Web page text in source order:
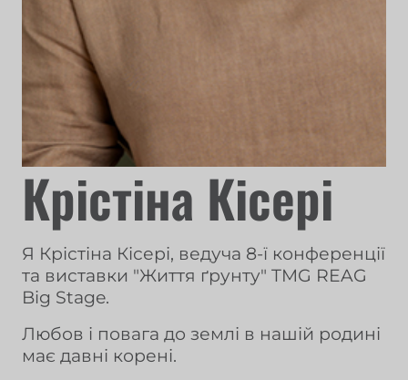
Крістіна Кісері
Я Крістіна Кісері, ведуча 8-ї конференції
та виставки "Життя ґрунту" TMG REAG
Big Stage.
Любов і повага до землі в нашій родині
має давні корені.